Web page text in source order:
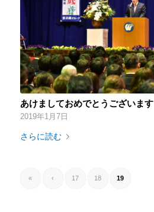
あけましておめでとうございます
2019年1月7日
さらに読む
« ‹ 17 18 19